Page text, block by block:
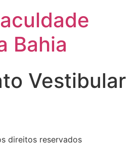
Bahia
Vestibular
direitos reservados